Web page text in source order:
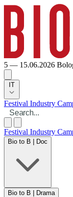
5 — 15.06.2026
IT
Festival Industry
Festival Industry
Bio to B | Doc
Bio to B | Drama